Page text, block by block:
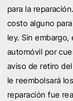
para la
costo alguno
ley. Sin
automóvil por
aviso de retiro
le reembolsará
reparación fue